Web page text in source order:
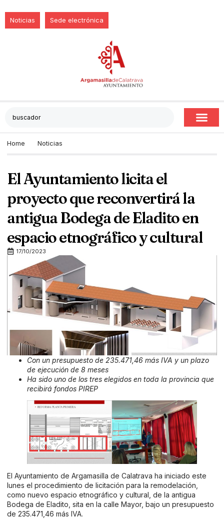
Noticias Sede electrónica
Home Noticias
El Ayuntamiento licita el
proyecto que reconvertirá la
antigua Bodega de Eladito en
espacio etnográfico y cultural
17/10/2023
Con un presupuesto de 235.471,46 más IVA y un plazo
de ejecución de 8 meses
Ha sido uno de los tres elegidos en toda la provincia que
recibirá fondos PIREP
El Ayuntamiento de Argamasilla de Calatrava ha iniciado este
lunes el procedimiento de licitación para la remodelación,
como nuevo espacio etnográfico y cultural, de la antigua
Bodega de Eladito, sita en la calle Mayor, bajo un presupuesto
de 235.471,46 más IVA.